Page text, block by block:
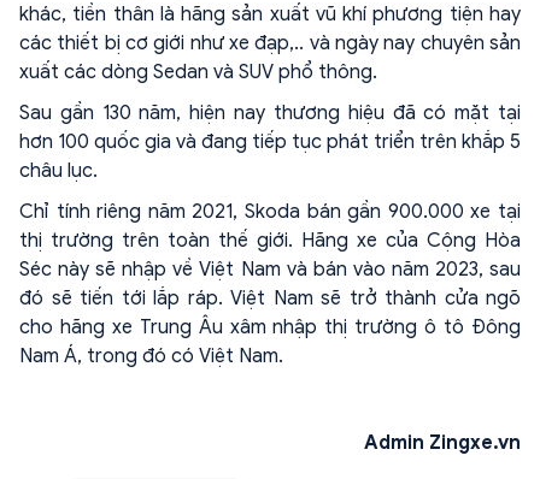
khác, tiền thân là hãng sản xuất vũ khí phương tiện hay
các thiết bị cơ giới như xe đạp,.. và ngày nay chuyên sản
xuất các dòng Sedan và SUV phổ thông.
Sau gần 130 năm, hiện nay thương hiệu đã có mặt tại
hơn 100 quốc gia và đang tiếp tục phát triển trên khắp 5
châu lục.
Chỉ tính riêng năm 2021, Skoda bán gần 900.000 xe tại
thị trường trên toàn thế giới. Hãng xe của Cộng Hòa
Séc này sẽ nhập về Việt Nam và bán vào năm 2023, sau
đó sẽ tiến tới lắp ráp. Việt Nam sẽ trở thành cửa ngõ
cho hãng xe Trung Âu xâm nhập thị trường ô tô Đông
Nam Á, trong đó có Việt Nam.
Admin Zingxe.vn